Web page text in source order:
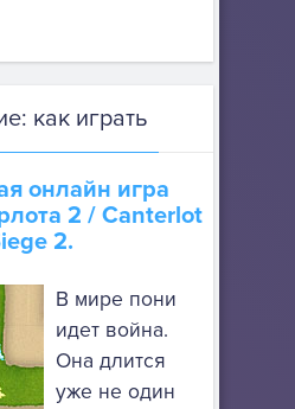
как играть
онлайн игра
2 / Canterlot
2.
В мире пони
идет война.
Она длится
уже не один